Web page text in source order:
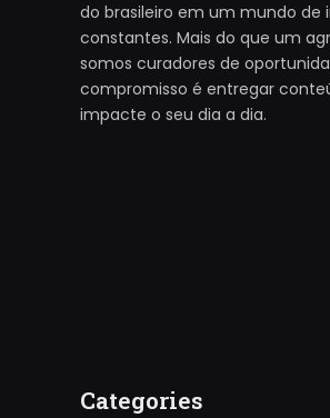
do brasileiro em um mundo de
constantes. Mais do que um
somos curadores de
compromisso é entregar
impacte o seu dia a dia.
Categories